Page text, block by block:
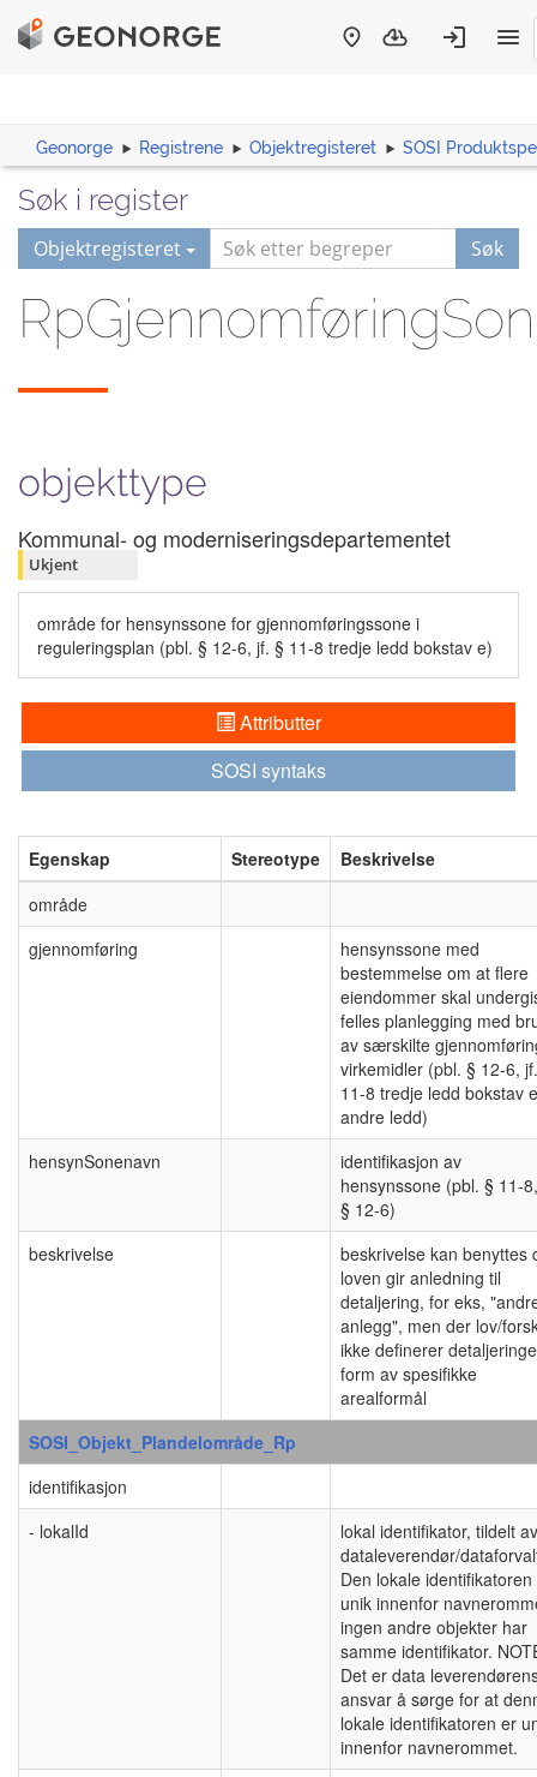
Geonorge Registrene Objektregisteret SOSI
Søk i register
Objektregisteret Søk
objekttype
Kommunal- og moderniseringsdepartementet
Ukjent
område for hensynssone for gjennomføringssone i
reguleringsplan (pbl. § 12-6, jf. § 11-8 tredje ledd bokstav e)
Attributter
SOSI syntaks
Egenskap Stereotype
Beskrivelse
område
gjennomføring
hensynssone med
bestemmelse om at flere
eiendommer skal
felles planlegging med
av særskilte
virkemidler (pbl. § 12-6,
11-8 tredje ledd bokstav e
andre ledd)
hensynSonenavn
identifikasjon av
hensynssone (pbl. § 11-
§ 12-6)
beskrivelse
beskrivelse kan benyttes
loven gir anledning til
detaljering, for eks,
anlegg", men der lov/
ikke definerer
form av spesifikke
arealformål
SOSI_Objekt_Plandelområde_Rp
identifikasjon
- lokalId
lokal identifikator, tildelt av
dataleverendør/
Den lokale identifikatoren
unik innenfor
ingen andre objekter har
samme identifikator.
Det er data
ansvar å sørge for at
lokale identifikatoren er
innenfor navnerommet.